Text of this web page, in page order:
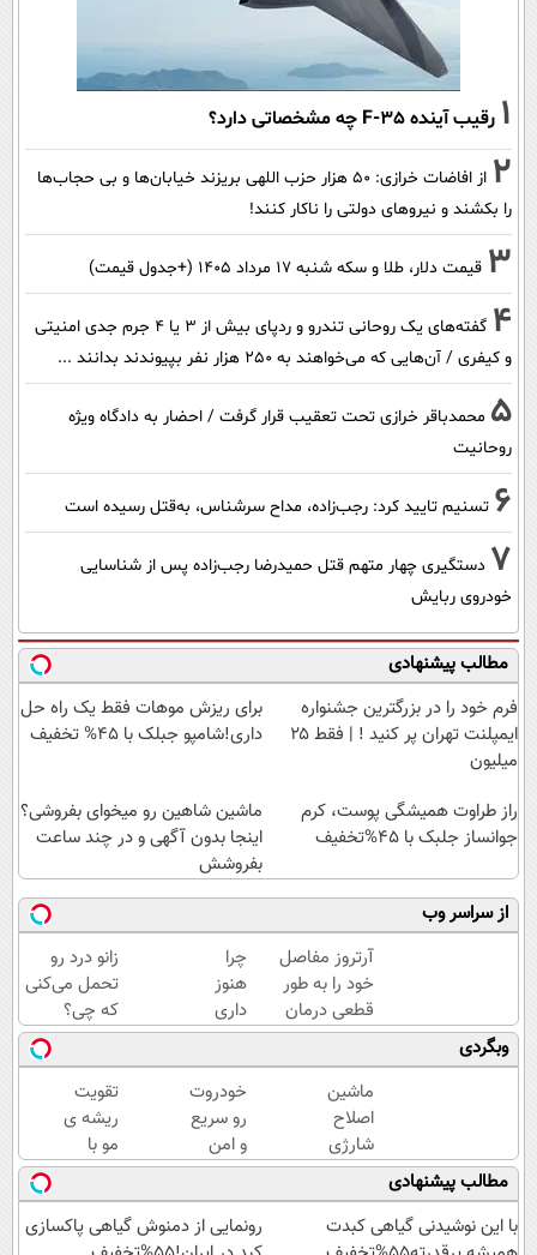
1 رقیب آینده F-35 چه مشخصاتی دارد؟
2
از افاضات خرازی: ۵۰ هزار حزب اللهی بریزند خیابان‌ها و بی حجاب‌ها
را بکشند و نیرو‌های دولتی را ناکار کنند!
3 قیمت دلار، طلا و سکه شنبه ۱۷ مرداد ۱۴۰۵ (+جدول قیمت)
4
گفته‌های یک روحانی تندرو و ردپای بیش از ۳ یا ۴ جرم جدی امنیتی
و کیفری / آن‌هایی که می‌خواهند به ۲۵۰ هزار نفر بپیوندند بدانند ...
5 محمدباقر خرازی تحت تعقیب قرار گرفت / احضار به دادگاه ویژه
روحانیت
6 تسنیم تایید کرد: رجب‌زاده، مداح سرشناس، به‌قتل رسیده است
7 دستگیری چهار متهم قتل حمیدرضا رجب‌زاده پس از شناسایی
خودروی ربایش
مطالب پیشنهادی
فرم خود را در بزرگترین جشنواره
ایمپلنت تهران پر کنید ! | فقط ۲۵
میلیون
برای ریزش موهات فقط یک راه حل
داری!شامپو جبلک با 45% تخفیف
راز طراوت همیشگی پوست، کرم
جوانساز جلبک با 45%تخفیف
ماشین شاهین رو میخوای بفروشی؟
اینجا بدون آگهی و در چند ساعت
بفروشش
از سراسر وب
آرتروز مفاصل
خود را به طور
قطعی درمان
کنید!
◗پرسش‌نامه◖
چرا
هنوز
داری
با درد
راه
میری؟
وقتی
راه
درمان
جلو
پاته!
زانو درد رو
تحمل می‌کنی
که چی؟
راه‌حلش
همین‌جاست!
وبگردی
ماشین
اصلاح
شارژی
(قیمت
باورنکردنی
تا امشب)
خودروت
رو سریع
و امن
بفروش
🚘 تنها
با یک
تقویت
ریشه ی
مو با
شامپو
جلبک
اسپیرولینا
مطالب پیشنهادی
با این نوشیدنی گیاهی کبدت
رونمایی از دمنوش گیاهی پاکسازی